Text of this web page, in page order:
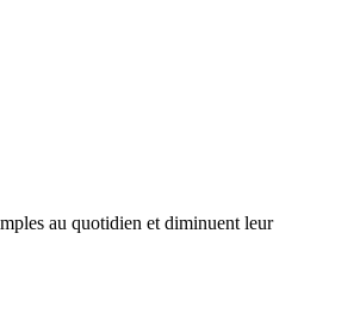
au quotidien et diminuent leur